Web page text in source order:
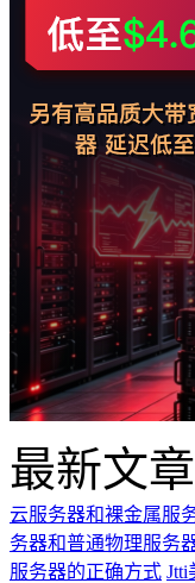
最新文章
云服务器和裸金属服
务器和普通物理服务
服务器的正确方式 Jtti